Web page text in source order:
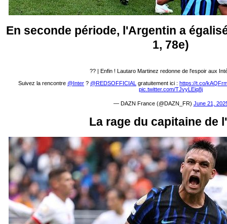
En seconde période, l'Argentin a
1, 78e)
?‍? | Enfin ! Lautaro Martinez redonne de l'espoir aux
Suivez la rencontre @Inter ? @REDSOFFICIAL gratuitement ici : https://t.co/
pic.twitter.com/TJvyLEiq8j
— DAZN France (@DAZN_FR) June 21,
La rage du capitaine de